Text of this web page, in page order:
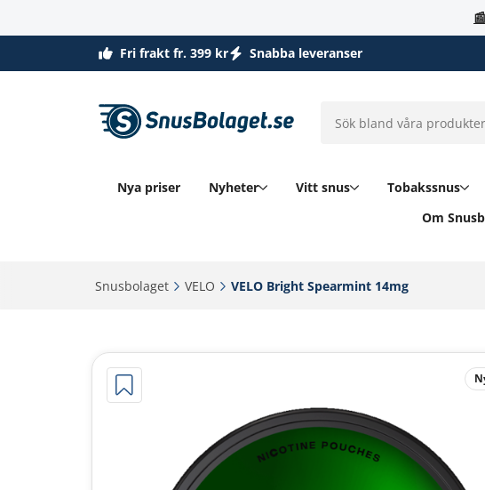
Fri frakt fr. 399 kr Snabba leveranser
Nya priser Nyheter Vitt snus Tobakssnus
Om
Snusbolaget‎ VELO‎ VELO Bright Spearmint 14mg‎